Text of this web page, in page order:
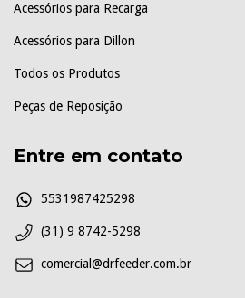
Acessórios para Recarga
Acessórios para Dillon
Todos os Produtos
Peças de Reposição
Entre em contato
5531987425298
(31) 9 8742-5298
comercial@drfeeder.com.br